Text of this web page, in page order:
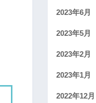
2023年6月
2023年5月
2023年2月
2023年1月
2022年12月